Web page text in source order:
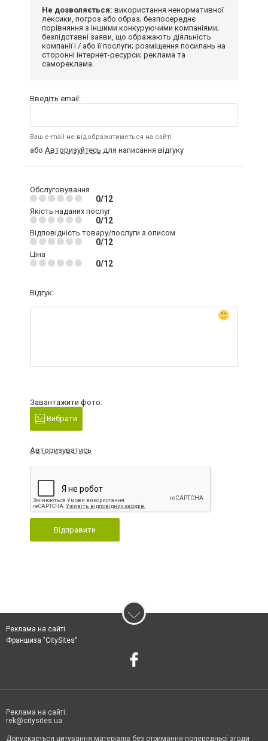
Не дозволяється: використання ненормативної
лексики, погроз або образ; безпосереднє
порівняння з іншими конкуруючими компаніями;
безпідставні заяви, що ображають діяльність
компанії і / або її послуги; розміщення посилань на
сторонні інтернет-ресурси; реклама та
самореклама.
Введіть email:
Ваш e-mail не відображатиметься на сайті
або Авторизуйтесь для написання відгуку
Обслуговування
0/12
Якість наданих послуг
0/12
Відповідність товару/послуги з описом
0/12
Ціна
0/12
Відгук:
Завантажити фото:
Вибрати
Авторизуватись
Відправити
Реклама на сайті
Франшиза "CitySites"
Реклама на сайті:
rek@citysites.ua
Допускається цитування матеріалів без отримання попередньої згоди